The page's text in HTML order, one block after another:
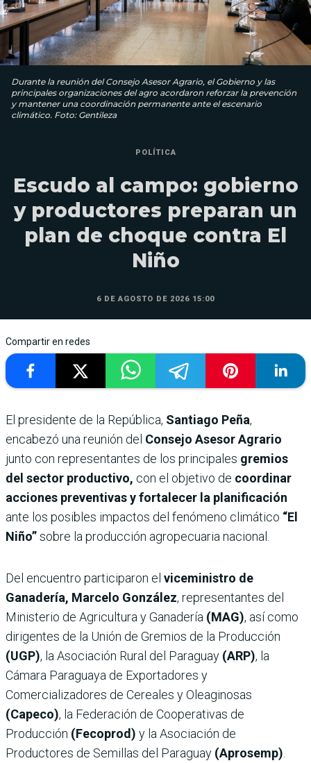
Durante la reunión del Consejo Asesor Agrario, el Gobierno y las
principales organizaciones del agro acordaron reforzar la prevención
y mantener una coordinación permanente ante el escenario
climático. Foto: Gentileza
POLÍTICA
Escudo al campo: gobierno
y productores preparan un
plan de choque contra El
Niño
6 DE AGOSTO DE 2026 15:00
Compartir en redes
El presidente de la República, Santiago Peña,
encabezó una reunión del Consejo Asesor Agrario
junto con representantes de los principales gremios
del sector productivo, con el objetivo de coordinar
acciones preventivas y fortalecer la planificación
ante los posibles impactos del fenómeno climático “El
Niño”sobre la producción agropecuaria nacional.
Del encuentro participaron el viceministro de
Ganadería, Marcelo González, representantes del
Ministerio de Agricultura y Ganadería (MAG), así como
dirigentes de la Unión de Gremios de la Producción
(UGP), la Asociación Rural del Paraguay (ARP), la
Cámara Paraguaya de Exportadores y
Comercializadores de Cereales y Oleaginosas
(Capeco), la Federación de Cooperativas de
Producción (Fecoprod) y la Asociación de
Productores de Semillas del Paraguay (Aprosemp)